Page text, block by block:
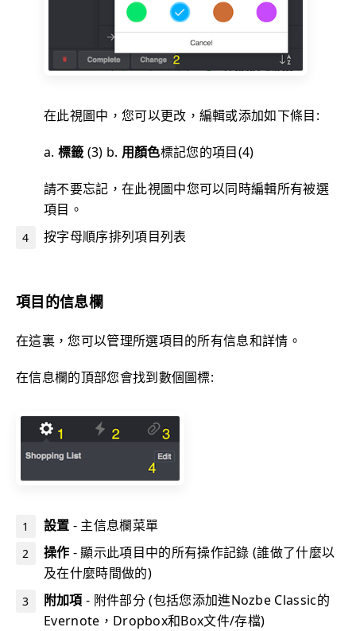
在此視圖中，您可以更改，編輯或添加如下條目:
a. 標籤 (3) b. 用顏色標記您的項目(4)
請不要忘記，在此視圖中您可以同時編輯所有被選
項目。
按字母順序排列項目列表
項目的信息欄
在這裏，您可以管理所選項目的所有信息和詳情。
在信息欄的頂部您會找到數個圖標:
設置 - 主信息欄菜單
操作 - 顯示此項目中的所有操作記錄 (誰做了什麼以
及在什麼時間做的)
附加項 - 附件部分 (包括您添加進Nozbe Classic的
Evernote，Dropbox和Box文件/存檔)